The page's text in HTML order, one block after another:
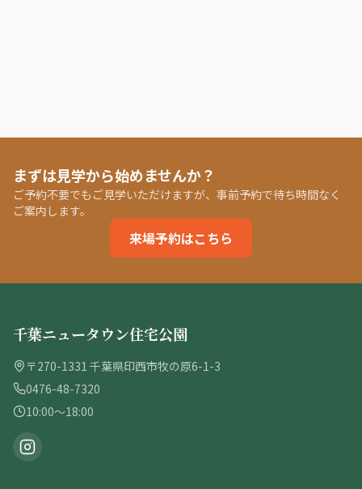
まずは見学から始めませんか？
ご予約不要でもご見学いただけますが、事前予約で待ち時間なく
ご案内します。
来場予約はこちら
千葉ニュータウン住宅公園
〒270-1331 千葉県印西市牧の原6-1-3
0476-48-7320
10:00〜18:00